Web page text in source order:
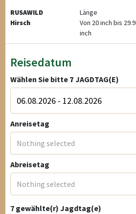
RUSAWILD
Hirsch
Länge
Von 20 inch bis
inch
Reisedatum
Wählen Sie bitte 7 JAGDTAG(E)
Anreisetag
Nothing selected
Abreisetag
Nothing selected
7 gewählte(r) Jagdtag(e)